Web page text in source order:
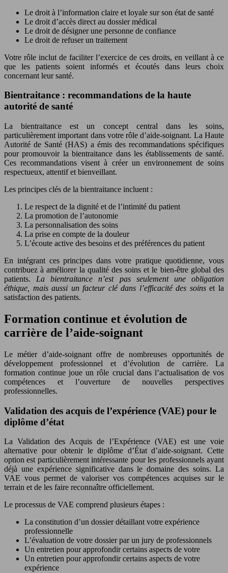
Le droit à l’information claire et loyale sur son état de santé
Le droit d’accès direct au dossier médical
Le droit de désigner une personne de confiance
Le droit de refuser un traitement
Votre rôle inclut de faciliter l’exercice de ces droits, en veillant à ce
que les patients soient informés et écoutés dans leurs choix
concernant leur santé.
Bientraitance : recommandations de la haute
autorité de santé
La bientraitance est un concept central dans les soins,
particulièrement important dans votre rôle d’aide-soignant. La Haute
Autorité de Santé (HAS) a émis des recommandations spécifiques
pour promouvoir la bientraitance dans les établissements de santé.
Ces recommandations visent à créer un environnement de soins
respectueux, attentif et bienveillant.
Les principes clés de la bientraitance incluent :
Le respect de la dignité et de l’intimité du patient
La promotion de l’autonomie
La personnalisation des soins
La prise en compte de la douleur
L’écoute active des besoins et des préférences du patient
En intégrant ces principes dans votre pratique quotidienne, vous
contribuez à améliorer la qualité des soins et le bien-être global des
patients. La bientraitance n’est pas seulement une obligation
éthique, mais aussi un facteur clé dans l’efficacité des soinset la
satisfaction des patients.
Formation continue et évolution de
carrière de l’aide-soignant
Le métier d’aide-soignant offre de nombreuses opportunités de
développement professionnel et d’évolution de carrière. La
formation continue joue un rôle crucial dans l’actualisation de vos
compétences et l’ouverture de nouvelles perspectives
professionnelles.
Validation des acquis de l’expérience (VAE) pour le
diplôme d’état
La Validation des Acquis de l’Expérience (VAE) est une voie
alternative pour obtenir le diplôme d’État d’aide-soignant. Cette
option est particulièrement intéressante pour les professionnels ayant
déjà une expérience significative dans le domaine des soins. La
VAE vous permet de valoriser vos compétences acquises sur le
terrain et de les faire reconnaître officiellement.
Le processus de VAE comprend plusieurs étapes :
La constitution d’un dossier détaillant votre expérience
professionnelle
L’évaluation de votre dossier par un jury de professionnels
Un entretien pour approfondir certains aspects de votre
Un entretien pour approfondir certains aspects de votre
expérience